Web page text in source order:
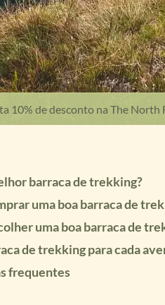
10% de desconto na The North
barraca de trekking?
uma boa barraca de
uma boa barraca de
de trekking para cada
frequentes